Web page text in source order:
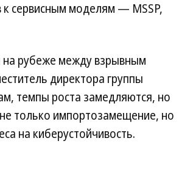
к сервисным моделям — MSSP,
на рубеже между взрывным
директора группы
темпы роста замедляются, но
только импортозамещение, но
на киберустойчивость.